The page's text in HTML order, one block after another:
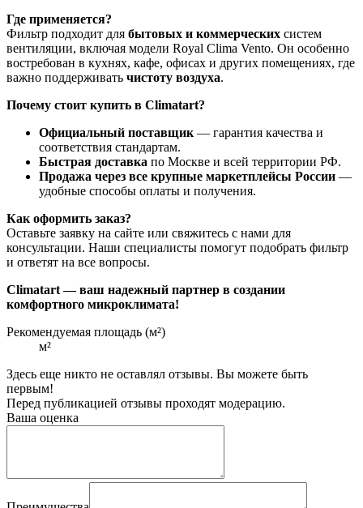
Где применяется?
Фильтр подходит для бытовых и коммерческих систем
вентиляции, включая модели Royal Clima Vento. Он особенно
востребован в кухнях, кафе, офисах и других помещениях, где
важно поддерживать чистоту воздуха.
Почему стоит купить в Climatart?
Официальный поставщик — гарантия качества и
соответствия стандартам.
Быстрая доставка по Москве и всей территории РФ.
Продажа через все крупные маркетплейсы России —
удобные способы оплаты и получения.
Как оформить заказ?
Оставьте заявку на сайте или свяжитесь с нами для
консультации. Наши специалисты помогут подобрать фильтр
и ответят на все вопросы.
Climatart — ваш надежный партнер в создании
комфортного микроклимата!
Рекомендуемая площадь (м²)
м²
Здесь еще никто не оставлял отзывы. Вы можете быть
первым!
Перед публикацией отзывы проходят модерацию.
Ваша оценка